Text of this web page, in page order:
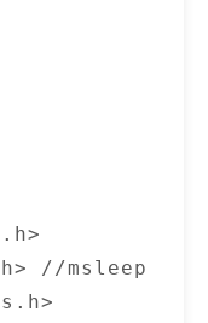
when the
);
);
//msleep